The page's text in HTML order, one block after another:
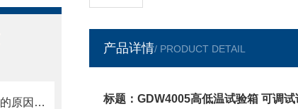
造成高低温试验箱均匀度过大的原因有哪些？
产品详情/ PRODUCT DETAIL
标题：GDW4005高低温试验箱 可调